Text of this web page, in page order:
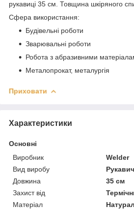
рукавиці 35 см. Товщина шкіряного
Сфера використання:
Будівельні роботи
Зварювальні роботи
Робота з абразивними
Металопрокат, металургія
Приховати
Характеристики
Основні
Виробник
Welder
Вид виробу
Довжина
35 см
Захист від
Матеріал